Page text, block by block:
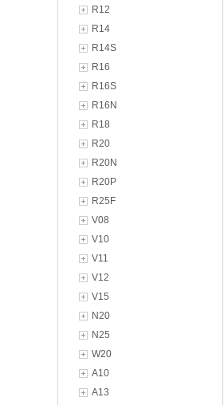
R12
R14
R14S
R16
R16S
R16N
R18
R20
R20N
R20P
R25F
V08
V10
V11
V12
V15
N20
N25
W20
A10
A13